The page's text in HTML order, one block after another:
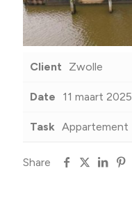
Client Zwolle
Date 11 maart 2025
Task Appartement
Share